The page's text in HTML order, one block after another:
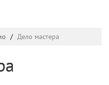
Дело мастера